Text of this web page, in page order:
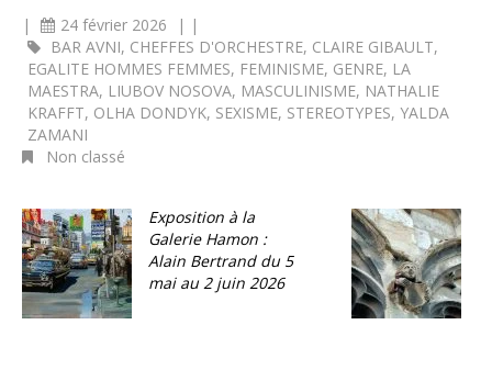
| 24 février 2026 | |
BAR AVNI, CHEFFES D'ORCHESTRE, CLAIRE GIBAULT,
EGALITE HOMMES FEMMES, FEMINISME, GENRE, LA
MAESTRA, LIUBOV NOSOVA, MASCULINISME, NATHALIE
KRAFFT, OLHA DONDYK, SEXISME, STEREOTYPES, YALDA
ZAMANI
Non classé
Exposition à la
Galerie Hamon :
Alain Bertrand du 5
mai au 2 juin 2026